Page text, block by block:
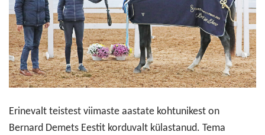
Erinevalt teistest viimaste aastate kohtunikest on
Bernard Demets Eestit korduvalt külastanud. Tema